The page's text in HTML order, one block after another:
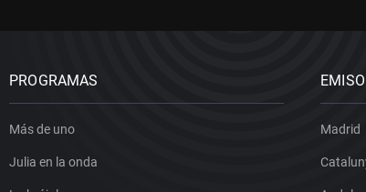
PROGRAMAS
Más de uno
Julia en la onda
Madrid